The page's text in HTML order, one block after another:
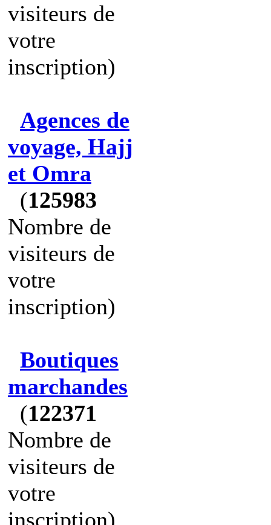
visiteurs de
votre
inscription)
Agences de
voyage, Hajj
et Omra
(125983
Nombre de
visiteurs de
votre
inscription)
Boutiques
marchandes
(122371
Nombre de
visiteurs de
votre
inscription)